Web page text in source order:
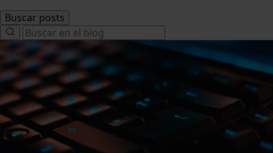
Buscar posts
Search
for: